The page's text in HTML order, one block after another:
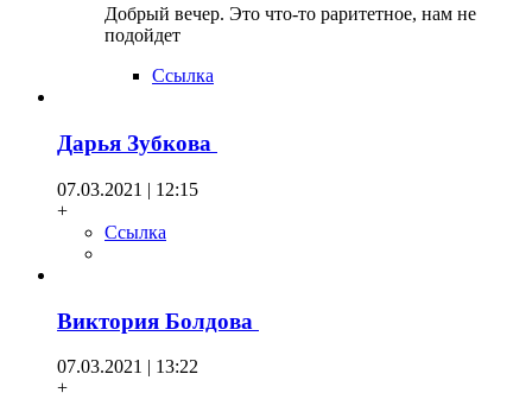
Добрый вечер. Это что-то раритетное, нам не
подойдет
Ссылка
Дарья Зубкова
07.03.2021 | 12:15
+
Ссылка
Виктория Болдова
07.03.2021 | 13:22
+